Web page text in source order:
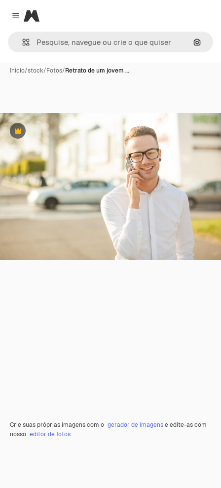
Close menu
Magnific
Início/stock/Fotos/Retrato de um jovem …
Premium
Crie suas próprias imagens com o gerador de imagense edite-as com
nosso editor de fotos.